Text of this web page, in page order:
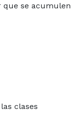
que se acumulen
clases